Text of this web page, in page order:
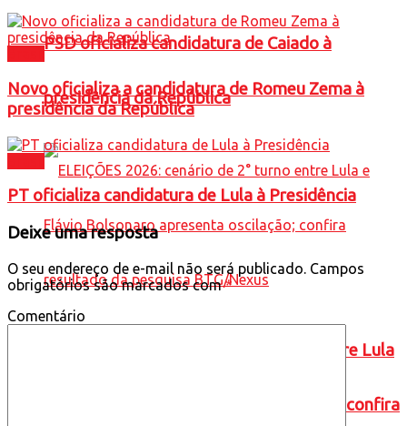
PSD oficializa candidatura de Caiado à
presidência da República
ELEIÇÕES 2026: cenário de 2° turno entre Lula
e Flávio Bolsonaro apresenta oscilação; confira
Novo oficializa a candidatura de Romeu Zema à
presidência da República
PT oficializa candidatura de Lula à Presidência
Deixe uma resposta
O seu endereço de e-mail não será publicado. Campos
obrigatórios são marcados com*
Comentário